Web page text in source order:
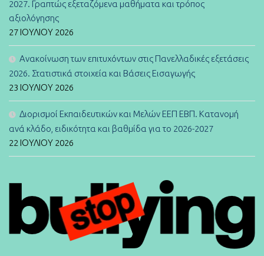
2027. Γραπτώς εξεταζόμενα μαθήματα και τρόπος
αξιολόγησης
27 ΙΟΥΛΊΟΥ 2026
Ανακοίνωση των επιτυχόντων στις Πανελλαδικές εξετάσεις
2026. Στατιστικά στοιχεία και Βάσεις Εισαγωγής
23 ΙΟΥΛΊΟΥ 2026
Διορισμοί Εκπαιδευτικών και Μελών ΕΕΠ ΕΒΠ. Κατανομή
ανά κλάδο, ειδικότητα και βαθμίδα για το 2026-2027
22 ΙΟΥΛΊΟΥ 2026